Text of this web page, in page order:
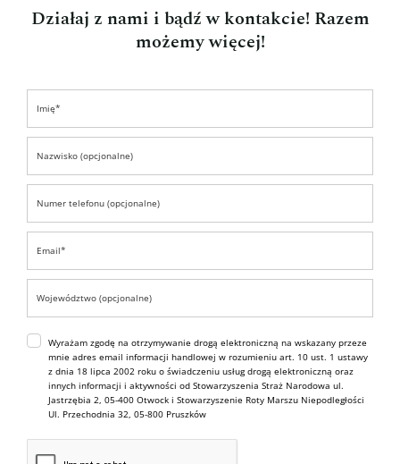
Działaj z nami i bądź w kontakcie! Razem
możemy więcej!
Wyrażam zgodę na otrzymywanie drogą elektroniczną na wskazany przeze
mnie adres email informacji handlowej w rozumieniu art. 10 ust. 1 ustawy
z dnia 18 lipca 2002 roku o świadczeniu usług drogą elektroniczną oraz
innych informacji i aktywności od Stowarzyszenia Straż Narodowa ul.
Jastrzębia 2, 05-400 Otwock i Stowarzyszenie Roty Marszu Niepodległości
Ul. Przechodnia 32, 05-800 Pruszków